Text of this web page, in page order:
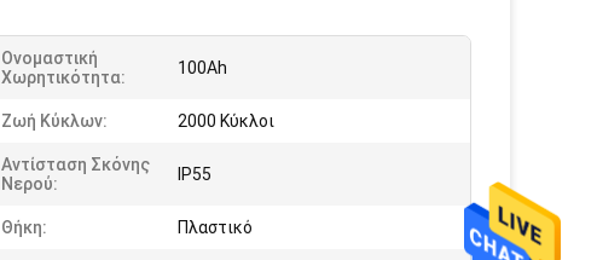
Ονομαστική
Χωρητικότητα:
100Ah
Ζωή Κύκλων: 2000 Κύκλοι
Αντίσταση Σκόνης
Νερού:
IP55
Θήκη: Πλαστικό